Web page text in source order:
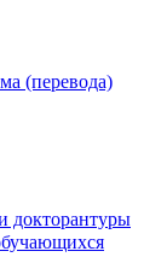
(перевода)
докторантуры